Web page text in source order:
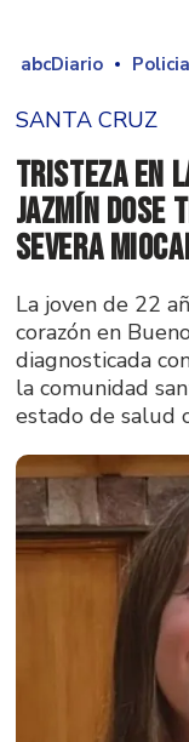
abcDiario
SANTA CRUZ
Tristeza en
Jazmín
severa
La joven de 22
corazón en
diagnosticada
la comunidad
estado de salud